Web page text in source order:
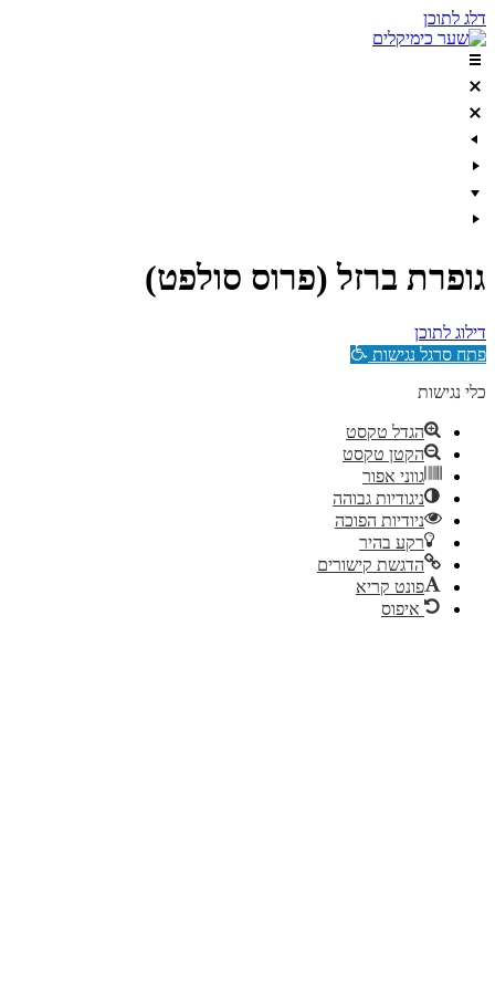
דלג לתוכן
גופרת ברזל (פרוס סולפט)
דילוג לתוכן
פתח סרגל נגישות
כלי נגישות
הגדל טקסט
הקטן טקסט
גווני אפור
ניגודיות גבוהה
ניודיות הפוכה
רקע בהיר
הדגשת קישורים
פונט קריא
איפוס